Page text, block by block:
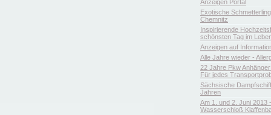
Anzeigen Portal
Exotische
Chemnitz
Inspirierende
schönsten Tag im
Anzeigen auf
Alle Jahre wieder -
22 Jahre Pkw
Für jedes
Sächsische
Jahren
Am 1. und 2. Juni 2013
Wasserschloß